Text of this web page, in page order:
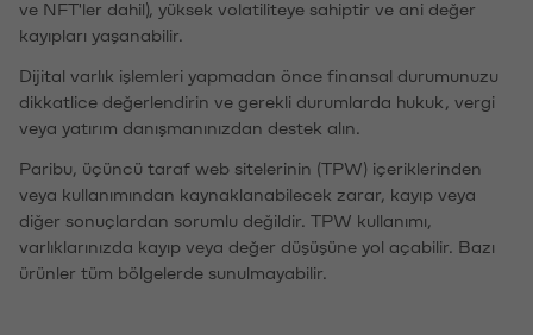
ve NFT'ler dahil), yüksek volatiliteye sahiptir ve ani değer
kayıpları yaşanabilir.
Dijital varlık işlemleri yapmadan önce finansal durumunuzu
dikkatlice değerlendirin ve gerekli durumlarda hukuk, vergi
veya yatırım danışmanınızdan destek alın.
Paribu, üçüncü taraf web sitelerinin (TPW) içeriklerinden
veya kullanımından kaynaklanabilecek zarar, kayıp veya
diğer sonuçlardan sorumlu değildir. TPW kullanımı,
varlıklarınızda kayıp veya değer düşüşüne yol açabilir. Bazı
ürünler tüm bölgelerde sunulmayabilir.